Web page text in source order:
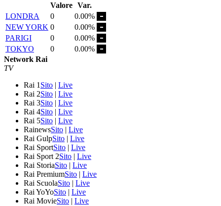
Valore Var.
LONDRA
0
0.00%
NEW YORK 0
0.00%
PARIGI
0
0.00%
TOKYO
0
0.00%
Network Rai
TV
Rai 1 Sito | Live
Rai 2Sito | Live
Rai 3Sito | Live
Rai 4Sito | Live
Rai 5Sito | Live
RainewsSito | Live
Rai GulpSito | Live
Rai SportSito | Live
Rai Sport 2Sito | Live
Rai StoriaSito | Live
Rai PremiumSito | Live
Rai ScuolaSito | Live
Rai YoYoSito | Live
Rai MovieSito | Live